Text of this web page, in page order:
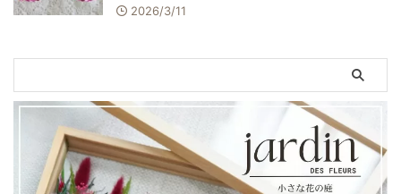
2026/3/11